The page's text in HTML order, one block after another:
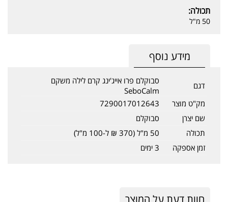
תכולה:
50 מ"ל
מידע נוסף
דגם
סבוקלם פרו אייג'ינג קרם לילה משקם
SeboCalm
מק"ט מוצר
7290017012643
שם יצרן
סבוקלם
תכולה
50 מ"ל (370 ₪ ל-100 מ"ל)
זמן אספקה
3 ימים
חוות דעת על המוצר